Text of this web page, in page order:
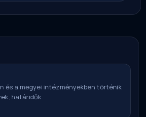
és a megyei intézményekben történik
határidők.